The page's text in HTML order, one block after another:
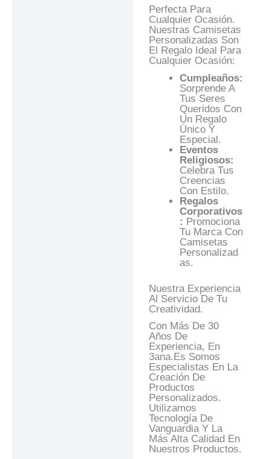
Perfecta Para
Cualquier Ocasión.
Nuestras Camisetas
Personalizadas Son
El Regalo Ideal Para
Cualquier Ocasión:
Cumpleaños:
Sorprende A
Tus Seres
Queridos Con
Un Regalo
Único Y
Especial.
Eventos
Religiosos:
Celebra Tus
Creencias
Con Estilo.
Regalos
Corporativos
: Promociona
Tu Marca Con
Camisetas
Personalizad
As.
Nuestra Experiencia
Al Servicio De Tu
Creatividad.
Con Más De 30
Años De
Experiencia, En
3ana.es Somos
Especialistas En La
Creación De
Productos
Personalizados.
Utilizamos
Tecnología De
Vanguardia Y La
Más Alta Calidad En
Nuestros Productos.